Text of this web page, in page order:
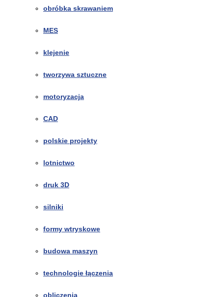
obróbka skrawaniem
MES
klejenie
tworzywa sztuczne
motoryzacja
CAD
polskie projekty
lotnictwo
druk 3D
silniki
formy wtryskowe
budowa maszyn
technologie łączenia
obliczenia